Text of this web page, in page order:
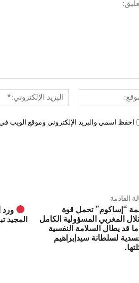
الموقع:
احفظ اسمي والبريد الإلكتروني وموقع الويب
ورد
المجيد
القادمة
“إساكوم” تحمل قوة
المغربي المسؤولية الكامل
قد يطال السلامة النفسية
لسلطانة سيدإبراهيم